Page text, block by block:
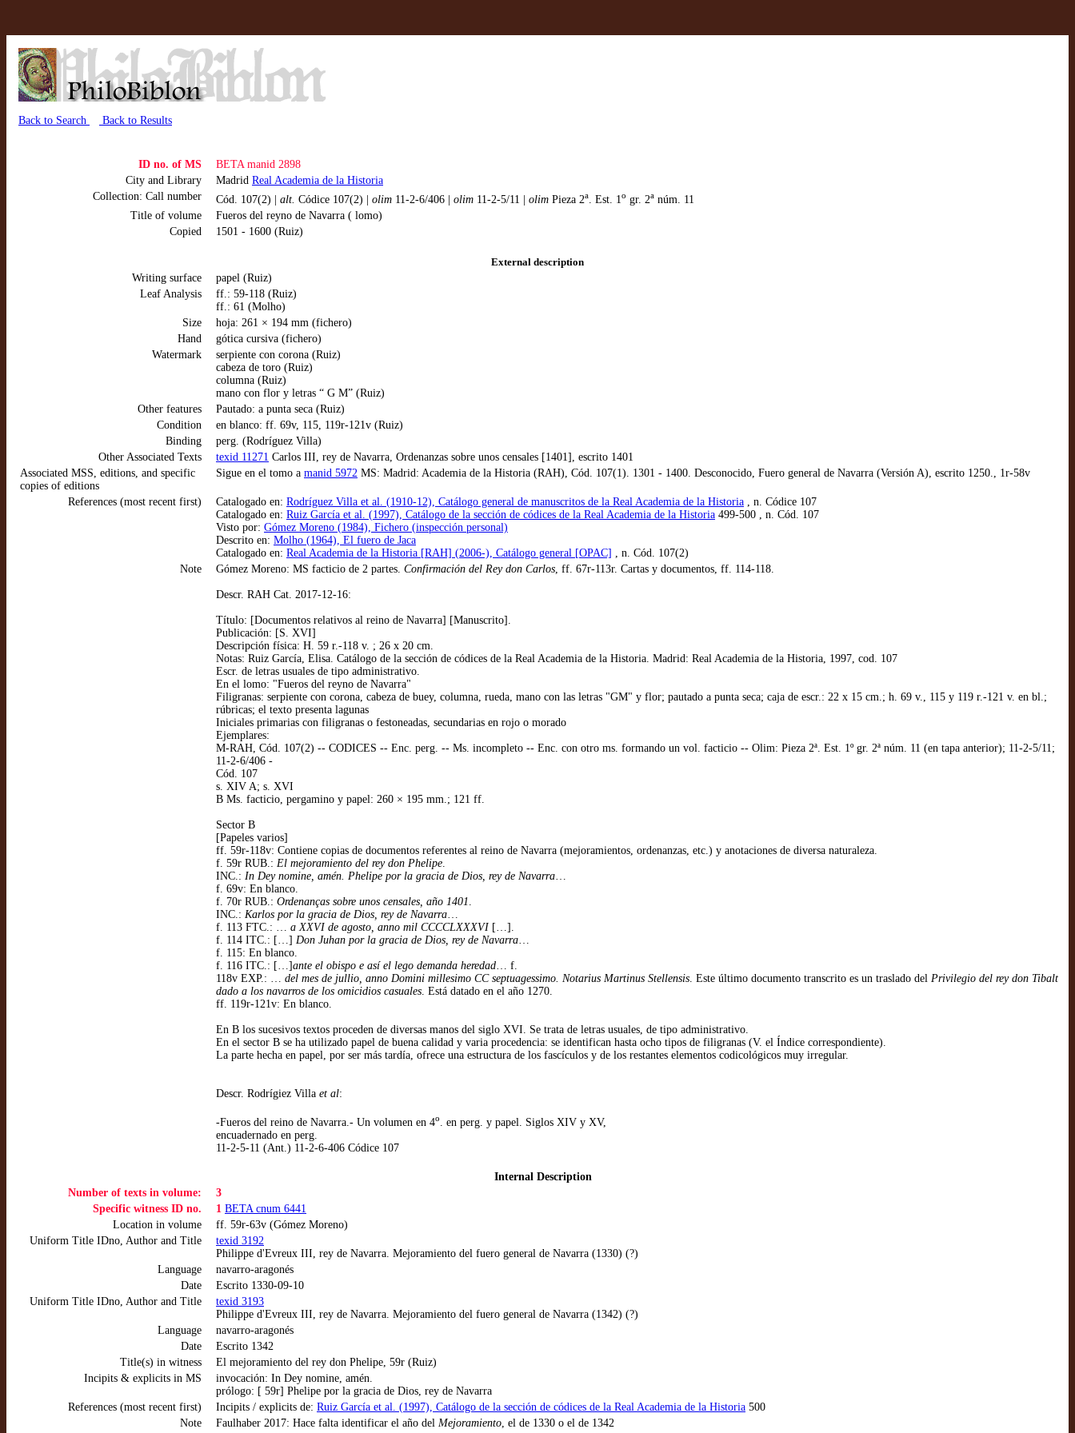
Back to Search Back to Results
ID no. of MS
BETA manid 2898
City and Library
Madrid Real Academia de la Historia
Collection: Call number
Cód. 107(2) | alt. Códice 107(2) | olim 11-2-6/406 | olim 11-2-5/11 | olim Pieza 2a . Est. 1o gr. 2a núm. 11
Title of volume
Fueros del reyno de Navarra ( lomo)
Copied
1501 - 1600 (Ruiz)
External description
Writing surface
papel (Ruiz)
Leaf Analysis
ff.: 59-118 (Ruiz)
ff.: 61 (Molho)
Size
hoja: 261 × 194 mm (fichero)
Hand
gótica cursiva (fichero)
Watermark
serpiente con corona (Ruiz)
cabeza de toro (Ruiz)
columna (Ruiz)
mano con flor y letras “ G M” (Ruiz)
Other features
Pautado: a punta seca (Ruiz)
Condition
en blanco: ff. 69v, 115, 119r-121v (Ruiz)
Binding
perg. (Rodríguez Villa)
Other Associated Texts
texid 11271 Carlos III, rey de Navarra, Ordenanzas sobre unos censales [1401], escrito 1401
Associated MSS, editions, and specific
copies of editions
Sigue en el tomo a manid 5972 MS: Madrid: Academia de la Historia (RAH), Cód. 107(1). 1301 - 1400. Desconocido, Fuero general de Navarra (Versión A), escrito 1250., 1r-58v
References (most recent first) Catalogado en: Rodríguez Villa et al. (1910-12), Catálogo general de manuscritos de la Real Academia de la Historia , n. Códice 107
Catalogado en: Ruiz García et al. (1997), Catálogo de la sección de códices de la Real Academia de la Historia 499-500 , n. Cód. 107
Visto por: Gómez Moreno (1984), Fichero (inspección personal)
Descrito en: Molho (1964), El fuero de Jaca
Catalogado en: Real Academia de la Historia [RAH] (2006-), Catálogo general [OPAC] , n. Cód. 107(2)
Note
Gómez Moreno: MS facticio de 2 partes. Confirmación del Rey don Carlos, ff. 67r-113r. Cartas y documentos, ff. 114-118.
Descr. RAH Cat. 2017-12-16:
Título: [Documentos relativos al reino de Navarra] [Manuscrito].
Publicación: [S. XVI]
Descripción física: H. 59 r.-118 v. ; 26 x 20 cm.
Notas: Ruiz García, Elisa. Catálogo de la sección de códices de la Real Academia de la Historia. Madrid: Real Academia de la Historia, 1997, cod. 107
Escr. de letras usuales de tipo administrativo.
En el lomo: "Fueros del reyno de Navarra"
Filigranas: serpiente con corona, cabeza de buey, columna, rueda, mano con las letras "GM" y flor; pautado a punta seca; caja de escr.: 22 x 15 cm.; h. 69 v., 115 y 119 r.-121 v. en bl.;
rúbricas; el texto presenta lagunas
Iniciales primarias con filigranas o festoneadas, secundarias en rojo o morado
Ejemplares:
M-RAH, Cód. 107(2) -- CODICES -- Enc. perg. -- Ms. incompleto -- Enc. con otro ms. formando un vol. facticio -- Olim: Pieza 2ª. Est. 1º gr. 2ª núm. 11 (en tapa anterior); 11-2-5/11;
11-2-6/406 -
Cód. 107
s. XIV A; s. XVI
B Ms. facticio, pergamino y papel: 260 × 195 mm.; 121 ff.
Sector B
[Papeles varios]
ff. 59r-118v: Contiene copias de documentos referentes al reino de Navarra (mejoramientos, ordenanzas, etc.) y anotaciones de diversa naturaleza.
f. 59r RUB.: El mejoramiento del rey don Phelipe.
INC.: In Dey nomine, amén. Phelipe por la gracia de Dios, rey de Navarra…
f. 69v: En blanco.
f. 70r RUB.: Ordenanças sobre unos censales, año 1401.
INC.: Karlos por la gracia de Dios, rey de Navarra…
f. 113 FTC.: … a XXVI de agosto, anno mil CCCCLXXXVI […].
f. 114 ITC.: […] Don Juhan por la gracia de Dios, rey de Navarra…
f. 115: En blanco.
f. 116 ITC.: […]ante el obispo e así el lego demanda heredad… f.
118v EXP.: … del mes de jullio, anno Domini millesimo CC septuagessimo. Notarius Martinus Stellensis. Este último documento transcrito es un traslado del Privilegio del rey don Tibalt
dado a los navarros de los omicidios casuales. Está datado en el año 1270.
ff. 119r-121v: En blanco.
En B los sucesivos textos proceden de diversas manos del siglo XVI. Se trata de letras usuales, de tipo administrativo.
En el sector B se ha utilizado papel de buena calidad y varia procedencia: se identifican hasta ocho tipos de filigranas (V. el Índice correspondiente).
La parte hecha en papel, por ser más tardía, ofrece una estructura de los fascículos y de los restantes elementos codicológicos muy irregular.
Descr. Rodrígiez Villa et al:
-Fueros del reino de Navarra.- Un volumen en 4o
. en perg. y papel. Siglos XIV y XV,
encuadernado en perg.
11-2-5-11 (Ant.) 11-2-6-406 Códice 107
Internal Description
Number of texts in volume:
3
Specific witness ID no.
1 BETA cnum 6441
Location in volume
ff. 59r-63v (Gómez Moreno)
Uniform Title IDno, Author and Title
texid 3192
Philippe d'Evreux III, rey de Navarra. Mejoramiento del fuero general de Navarra (1330) (?)
Language
navarro-aragonés
Date
Escrito 1330-09-10
Uniform Title IDno, Author and Title
texid 3193
Philippe d'Evreux III, rey de Navarra. Mejoramiento del fuero general de Navarra (1342) (?)
Language
navarro-aragonés
Date
Escrito 1342
Title(s) in witness
El mejoramiento del rey don Phelipe, 59r (Ruiz)
Incipits & explicits in MS
invocación: In Dey nomine, amén.
prólogo: [ 59r] Phelipe por la gracia de Dios, rey de Navarra
References (most recent first)
Incipits / explicits de: Ruiz García et al. (1997), Catálogo de la sección de códices de la Real Academia de la Historia 500
Note
Faulhaber 2017: Hace falta identificar el año del Mejoramiento, el de 1330 o el de 1342